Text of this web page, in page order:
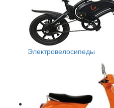
Электровелосипеды